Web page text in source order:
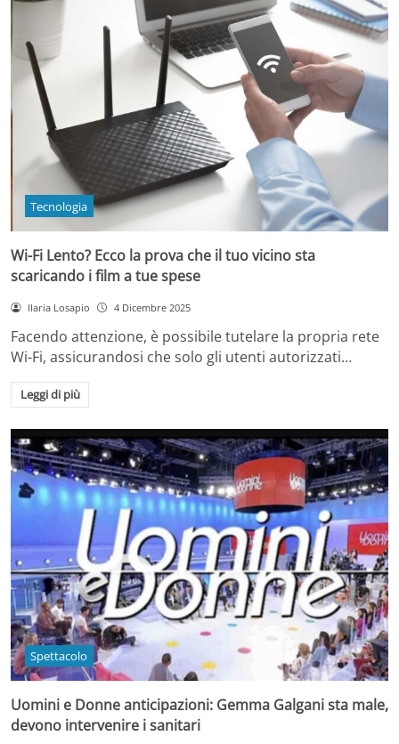
Tecnologia
Wi-Fi Lento? Ecco la prova che il tuo vicino sta
scaricando i film a tue spese
Ilaria Losapio 4 Dicembre 2025
Facendo attenzione, è possibile tutelare la propria rete
Wi-Fi, assicurandosi che solo gli utenti autorizzati…
Leggi di più
Spettacolo
Uomini e Donne anticipazioni: Gemma Galgani sta male,
devono intervenire i sanitari